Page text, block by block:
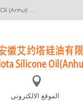
Welcome to Iota Silicone Oil (Anhui) Co., Ltd.!